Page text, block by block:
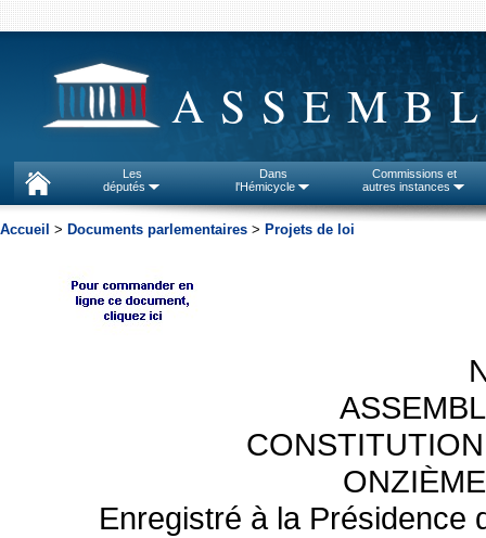
Les
députés
Dans
l'Hémicycle
Commissions et
autres instances
Accueil > Documents parlementaires > Projets de loi
Enregistré à la Présidence